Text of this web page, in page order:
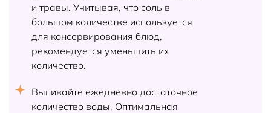
и травы. Учитывая, что соль в
большом количестве используется
для консервирования блюд,
рекомендуется уменьшить их
количество.
Выпивайте ежедневно достаточное
количество воды. Оптимальная